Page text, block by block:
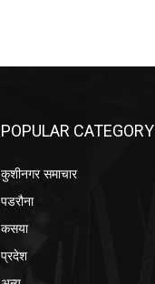
POPULAR CATEGORY
कुशीनगर समाचार
पडरौना
कसया
प्रदेश